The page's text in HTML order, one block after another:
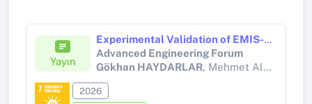
Yayın
Experimental Validation of EMIS-Based Frequency Tracking for Milling Vibration Monitoring Compared with FFT Analysis
Advanced Engineering Forum
Gökhan HAYDARLAR, Mehmet Alper SOFUOĞLU, Mesut TEKKALMAZ
2026